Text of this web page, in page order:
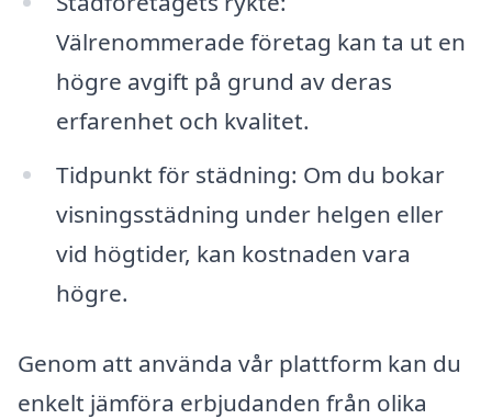
Välrenommerade företag kan ta ut en
högre avgift på grund av deras
erfarenhet och kvalitet.
Tidpunkt för städning: Om du bokar
visningsstädning under helgen eller
vid högtider, kan kostnaden vara
högre.
Genom att använda vår plattform kan du
enkelt jämföra erbjudanden från olika